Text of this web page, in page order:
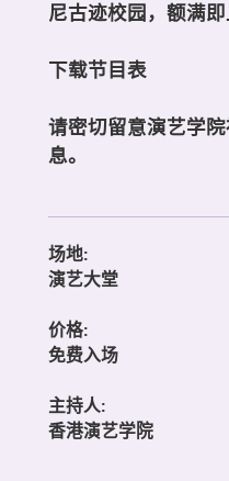
尼古迹校园，额满即
下载节目表
请密切留意演艺学院
息。
场地:
演艺大堂
价格:
免费入场
主持人:
香港演艺学院